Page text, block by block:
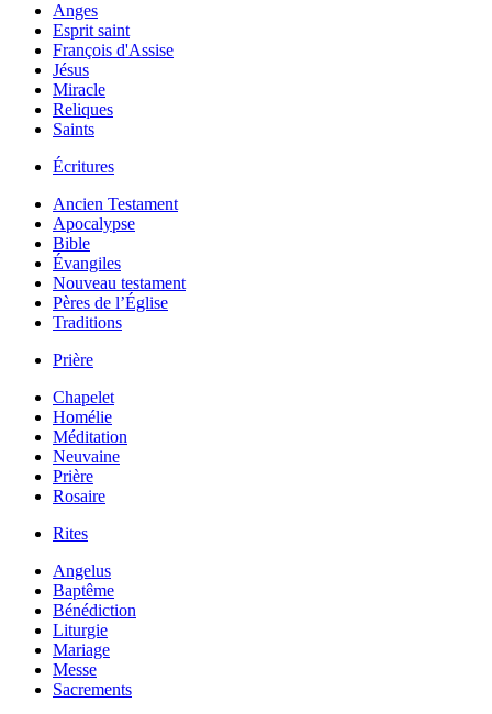
Anges
Esprit saint
François d'Assise
Jésus
Miracle
Reliques
Saints
Écritures
Ancien Testament
Apocalypse
Bible
Évangiles
Nouveau testament
Pères de l’Église
Traditions
Prière
Chapelet
Homélie
Méditation
Neuvaine
Prière
Rosaire
Rites
Angelus
Baptême
Bénédiction
Liturgie
Mariage
Messe
Sacrements